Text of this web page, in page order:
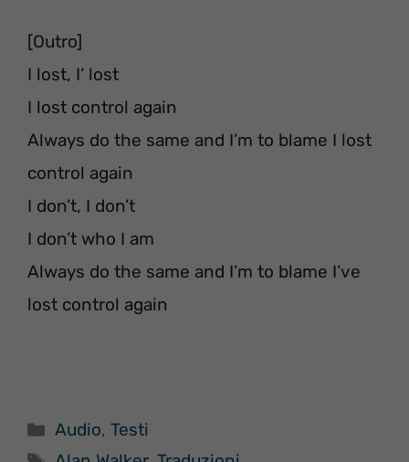
[Outro]
I lost, I’ lost
I lost control again
Always do the same and I’m to blame I lost
control again
I don’t, I don’t
I don’t who I am
Always do the same and I’m to blame I’ve
lost control again
Categorie
Audio,Testi
Tag